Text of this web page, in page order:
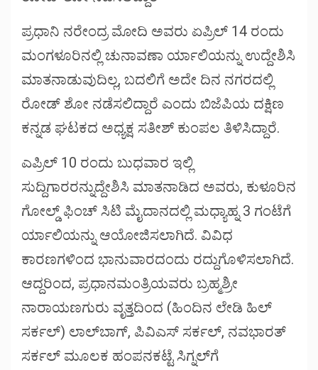
ಪ್ರಧಾನಿ ನರೇಂದ್ರ ಮೋದಿ ಅವರು ಏಪ್ರಿಲ್ 14 ರಂದು
ಮಂಗಳೂರಿನಲ್ಲಿ ಚುನಾವಣಾ ರ್ಯಾಲಿಯನ್ನು ಉದ್ದೇಶಿಸಿ
ಮಾತನಾಡುವುದಿಲ್ಲ, ಬದಲಿಗೆ ಅದೇ ದಿನ ನಗರದಲ್ಲಿ
ರೋಡ್ ಶೋ ನಡೆಸಲಿದ್ದಾರೆ ಎಂದು ಬಿಜೆಪಿಯ ದಕ್ಷಿಣ
ಕನ್ನಡ ಘಟಕದ ಅಧ್ಯಕ್ಷ ಸತೀಶ್ ಕುಂಪಲ ತಿಳಿಸಿದ್ದಾರೆ.
ಎಪ್ರಿಲ್ 10 ರಂದು ಬುಧವಾರ ಇಲ್ಲಿ
ಸುದ್ದಿಗಾರರನ್ನುದ್ದೇಶಿಸಿ ಮಾತನಾಡಿದ ಅವರು, ಕುಳೂರಿನ
ಗೋಲ್ಡ್ ಫಿಂಚ್ ಸಿಟಿ ಮೈದಾನದಲ್ಲಿ ಮಧ್ಯಾಹ್ನ 3 ಗಂಟೆಗೆ
ರ್ಯಾಲಿಯನ್ನು ಆಯೋಜಿಸಲಾಗಿದೆ. ವಿವಿಧ
ಕಾರಣಗಳಿಂದ ಭಾನುವಾರದಂದು ರದ್ದುಗೊಳಿಸಲಾಗಿದೆ.
ಆದ್ದರಿಂದ, ಪ್ರಧಾನಮಂತ್ರಿಯವರು ಬ್ರಹ್ಮಶ್ರೀ
ನಾರಾಯಣಗುರು ವೃತ್ತದಿಂದ (ಹಿಂದಿನ ಲೇಡಿ ಹಿಲ್
ಸರ್ಕಲ್) ಲಾಲ್‌ಬಾಗ್, ಪಿವಿಎಸ್ ಸರ್ಕಲ್, ನವಭಾರತ್
ಸರ್ಕಲ್ ಮೂಲಕ ಹಂಪನಕಟ್ಟೆ ಸಿಗ್ನಲ್‌ಗೆ